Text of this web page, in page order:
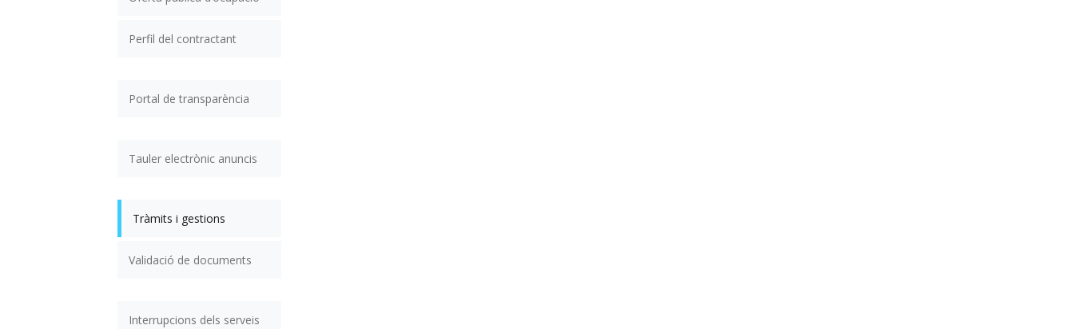
Perfil del contractant
Portal de transparència
Tauler electrònic anuncis
Tràmits i gestions
Validació de documents
Interrupcions dels serveis